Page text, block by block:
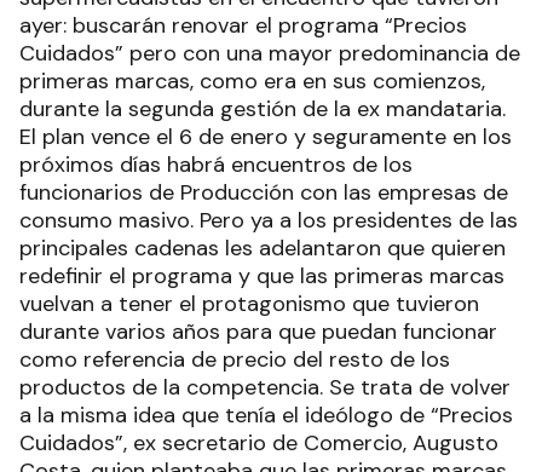
ayer: buscarán renovar el programa “Precios
Cuidados” pero con una mayor predominancia de
primeras marcas, como era en sus comienzos,
durante la segunda gestión de la ex mandataria.
El plan vence el 6 de enero y seguramente en los
próximos días habrá encuentros de los
funcionarios de Producción con las empresas de
consumo masivo. Pero ya a los presidentes de las
principales cadenas les adelantaron que quieren
redefinir el programa y que las primeras marcas
vuelvan a tener el protagonismo que tuvieron
durante varios años para que puedan funcionar
como referencia de precio del resto de los
productos de la competencia. Se trata de volver
a la misma idea que tenía el ideólogo de “Precios
Cuidados”, ex secretario de Comercio, Augusto